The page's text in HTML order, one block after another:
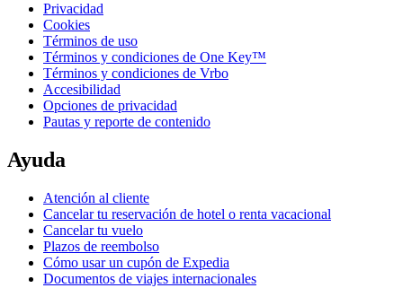
Privacidad
Cookies
Términos de uso
Términos y condiciones de One Key™
Términos y condiciones de Vrbo
Accesibilidad
Opciones de privacidad
Pautas y reporte de contenido
Ayuda
Atención al cliente
Cancelar tu reservación de hotel o renta vacacional
Cancelar tu vuelo
Plazos de reembolso
Cómo usar un cupón de Expedia
Documentos de viajes internacionales